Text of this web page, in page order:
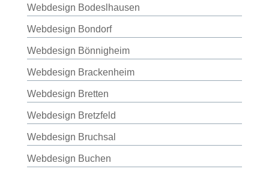
Webdesign Bodeslhausen
Webdesign Bondorf
Webdesign Bönnigheim
Webdesign Brackenheim
Webdesign Bretten
Webdesign Bretzfeld
Webdesign Bruchsal
Webdesign Buchen